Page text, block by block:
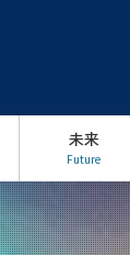
未来
Future